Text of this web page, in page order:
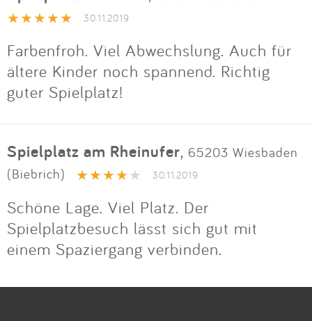
30.11.2019
Farbenfroh. Viel Abwechslung. Auch für
ältere Kinder noch spannend. Richtig
guter Spielplatz!
Spielplatz am Rheinufer, 65203 Wiesbaden
(Biebrich)
30.11.2019
Schöne Lage. Viel Platz. Der
Spielplatzbesuch lässt sich gut mit
einem Spaziergang verbinden.